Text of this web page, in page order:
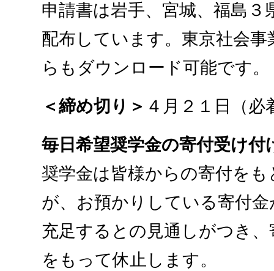
申請書は岩手、宮城、福島３
配布しています。東京社会
らもダウンロード可能です。
＜締め切り＞ ４月２１日（必
毎日希望奨学金の寄付受け付
奨学金は皆様からの寄付を
が、お預かりしている寄付
充足するとの見通しがつき
をもって休止します。